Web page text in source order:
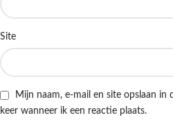
Site
Mijn naam, e-mail en site opslaan in
keer wanneer ik een reactie plaats.